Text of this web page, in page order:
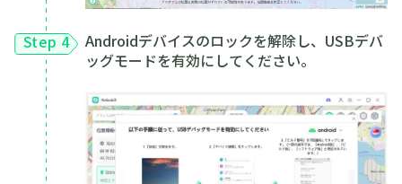
Step 4
Androidデバイスのロックを解除し、USBデバ
ッグモードを有効にしてください。